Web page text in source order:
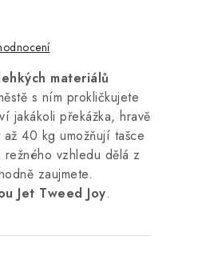
materiálů
s ním prokličkujete
jakákoli překážka, hravě
až 40 kg umožňují tašce
vzhledu dělá z
zaujmete.
Jet Tweed Joy.